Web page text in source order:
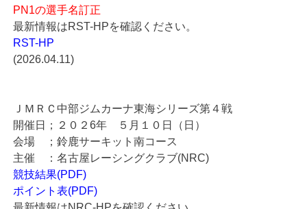
PN1の選手名訂正
最新情報はRST-HPを確認ください。
RST-HP
(2026.04.11)
ＪＭＲＣ中部ジムカーナ東海シリーズ第４戦
開催日；２０２6年 ５月１０日（日）
会場 ；鈴鹿サーキット南コース
主催 ：名古屋レーシングクラブ(NRC)
競技結果(PDF)
ポイント表(PDF)